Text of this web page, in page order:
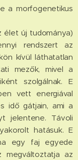
a morfogenetikus
élet új tudománya)
rendszert az
kívül láthatatlan
mezők, mivel a
szolgálnak. E
vett energiával
idő gátjain, ami a
jelentene. Távoli
hatásuk. E
egy faj egyede
megváltoztatja az